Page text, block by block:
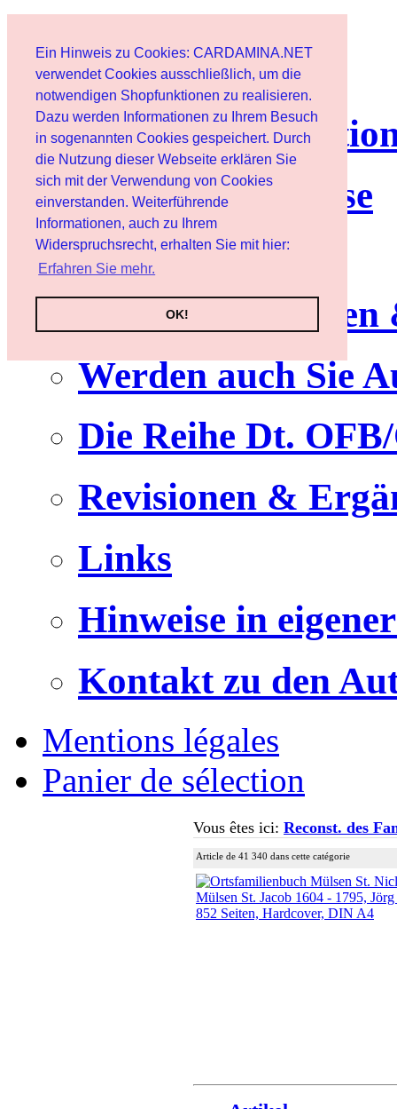
Ein Hinweis zu Cookies: CARDAMINA.NET
verwendet Cookies ausschließlich, um die
notwendigen Shopfunktionen zu realisieren.
Dazu werden Informationen zu Ihrem Besuch
in sogenannten Cookies gespeichert. Durch
die Nutzung dieser Webseite erklären Sie
sich mit der Verwendung von Cookies
einverstanden. Weiterführende
Informationen, auch zu Ihrem
Widerspruchsrecht, erhalten Sie mit hier:
Erfahren Sie mehr.
OK!
Client
lettre
Nutzungshinweise
Service
Werden auch Sie
Die Reihe Dt.
Revisionen &
Links
Hinweise in
Kontakt zu den
Mentions légales
Panier de sélection
Vous êtes ici: Reconst. des
Article de 41 340 dans cette catégorie